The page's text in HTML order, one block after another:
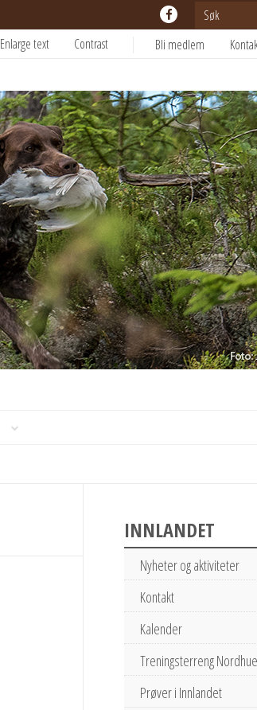
Enlarge text Contrast Bli medlem
INNLANDET
Nyheter og aktiviteter
Kontakt
Kalender
Treningsterreng Nordhue
Prøver i Innlandet